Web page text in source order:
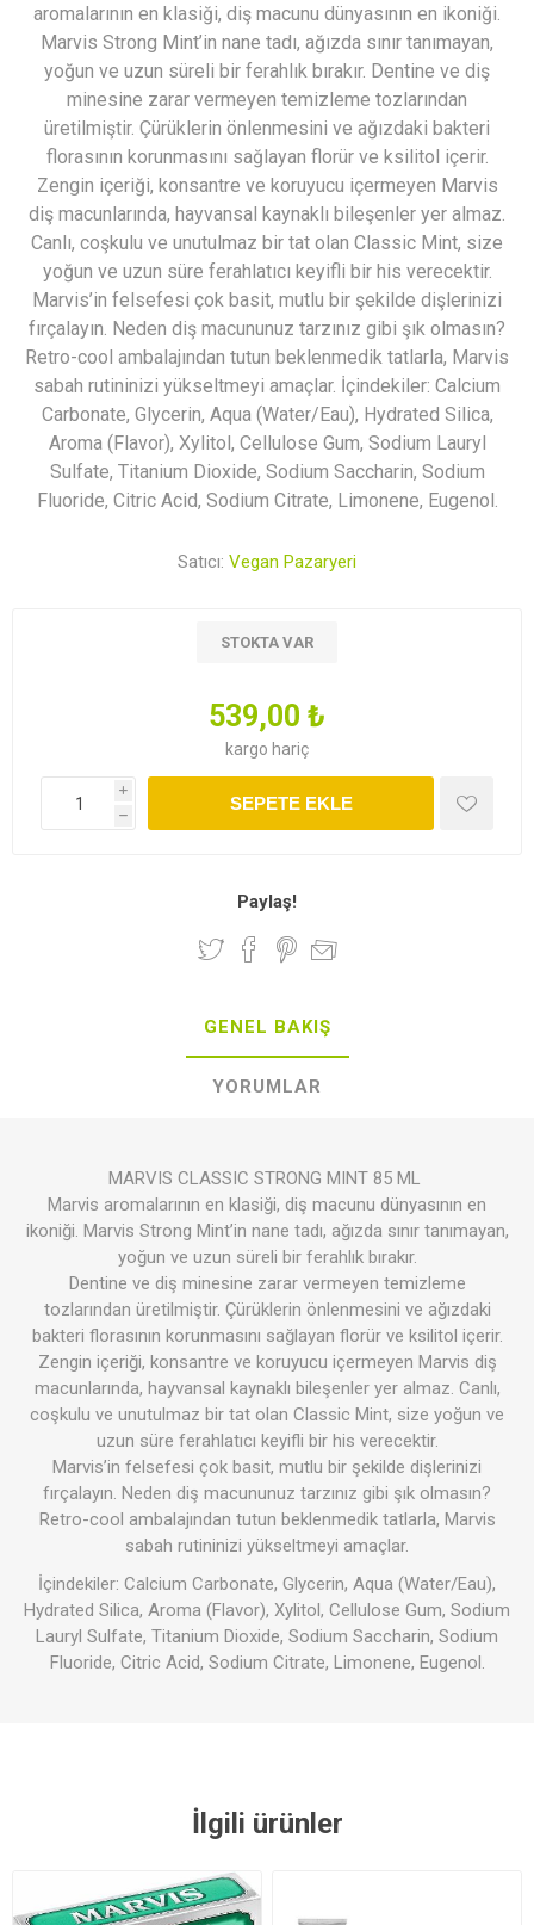
aromalarının en klasiği, diş macunu dünyasının en ikoniği.
Marvis Strong Mint’in nane tadı, ağızda sınır tanımayan,
yoğun ve uzun süreli bir ferahlık bırakır. Dentine ve diş
minesine zarar vermeyen temizleme tozlarından
üretilmiştir. Çürüklerin önlenmesini ve ağızdaki bakteri
florasının korunmasını sağlayan florür ve ksilitol içerir.
Zengin içeriği, konsantre ve koruyucu içermeyen Marvis
diş macunlarında, hayvansal kaynaklı bileşenler yer almaz.
Canlı, coşkulu ve unutulmaz bir tat olan Classic Mint, size
yoğun ve uzun süre ferahlatıcı keyifli bir his verecektir.
Marvis’in felsefesi çok basit, mutlu bir şekilde dişlerinizi
fırçalayın. Neden diş macununuz tarzınız gibi şık olmasın?
Retro-cool ambalajından tutun beklenmedik tatlarla, Marvis
sabah rutininizi yükseltmeyi amaçlar. İçindekiler: Calcium
Carbonate, Glycerin, Aqua (Water/Eau), Hydrated Silica,
Aroma (Flavor), Xylitol, Cellulose Gum, Sodium Lauryl
Sulfate, Titanium Dioxide, Sodium Saccharin, Sodium
Fluoride, Citric Acid, Sodium Citrate, Limonene, Eugenol.
Satıcı: Vegan Pazaryeri
STOKTA VAR
539,00 ₺
kargo hariç
i
h
SEPETE EKLE
Paylaş!
GENEL BAKIŞ
YORUMLAR
MARVIS CLASSIC STRONG MINT 85 ML
Marvis aromalarının en klasiği, diş macunu dünyasının en
ikoniği. Marvis Strong Mint’in nane tadı, ağızda sınır tanımayan,
yoğun ve uzun süreli bir ferahlık bırakır.
Dentine ve diş minesine zarar vermeyen temizleme
tozlarından üretilmiştir. Çürüklerin önlenmesini ve ağızdaki
bakteri florasının korunmasını sağlayan florür ve ksilitol içerir.
Zengin içeriği, konsantre ve koruyucu içermeyen Marvis diş
macunlarında, hayvansal kaynaklı bileşenler yer almaz. Canlı,
coşkulu ve unutulmaz bir tat olan Classic Mint, size yoğun ve
uzun süre ferahlatıcı keyifli bir his verecektir.
Marvis’in felsefesi çok basit, mutlu bir şekilde dişlerinizi
fırçalayın. Neden diş macununuz tarzınız gibi şık olmasın?
Retro-cool ambalajından tutun beklenmedik tatlarla, Marvis
sabah rutininizi yükseltmeyi amaçlar.
İçindekiler: Calcium Carbonate, Glycerin, Aqua (Water/Eau),
Hydrated Silica, Aroma (Flavor), Xylitol, Cellulose Gum, Sodium
Lauryl Sulfate, Titanium Dioxide, Sodium Saccharin, Sodium
Fluoride, Citric Acid, Sodium Citrate, Limonene, Eugenol.
İlgili ürünler